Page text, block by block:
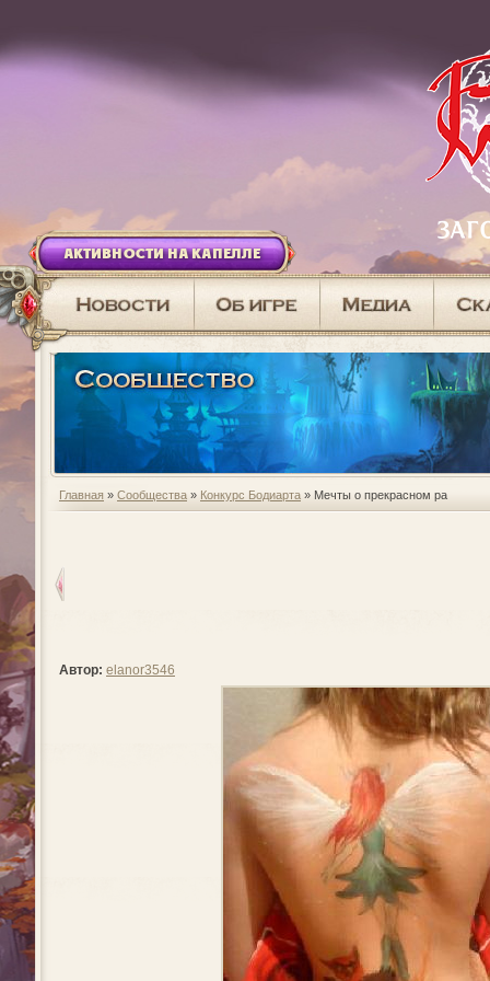
АКТИВНОСТИ НА КАПЕЛЛЕ
Главная » Сообщества » Конкурс Бодиарта » Мечты о прекрасном ра
Автор: elanor3546